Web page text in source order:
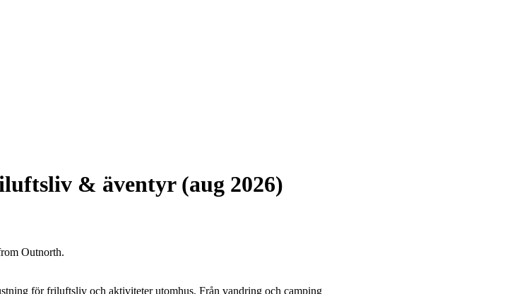
& äventyr (aug 2026)
Outnorth.
för friluftsliv och aktiviteter utomhus. Från vandring och camping